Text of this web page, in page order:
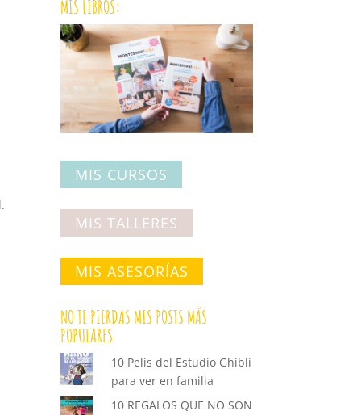
MIS LIBROS:
MIS CURSOS
MIS TALLERES
MIS ASESORÍAS
NO TE PIERDAS MIS POSTS MÁS
POPULARES
10 Pelis del Estudio Ghibli
para ver en familia
10 REGALOS QUE NO SON